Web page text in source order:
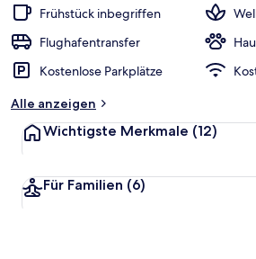
w
e
r
e
Frühstück inbegriffen
Flughafentransfer
Kostenlose Parkplätze
Alle anzeigen
Wichtigste Merkmale (12)
Für Familien (6)